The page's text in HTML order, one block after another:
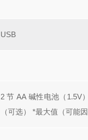
USB
2 节 AA 碱性电池（1.5V
（可选）
*最大值（可能